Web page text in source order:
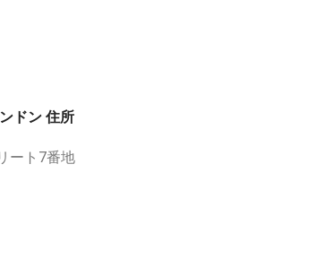
ドン 住所
ート7番地